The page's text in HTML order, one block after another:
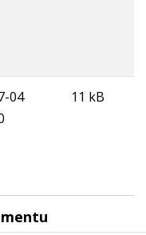
04
11 kB